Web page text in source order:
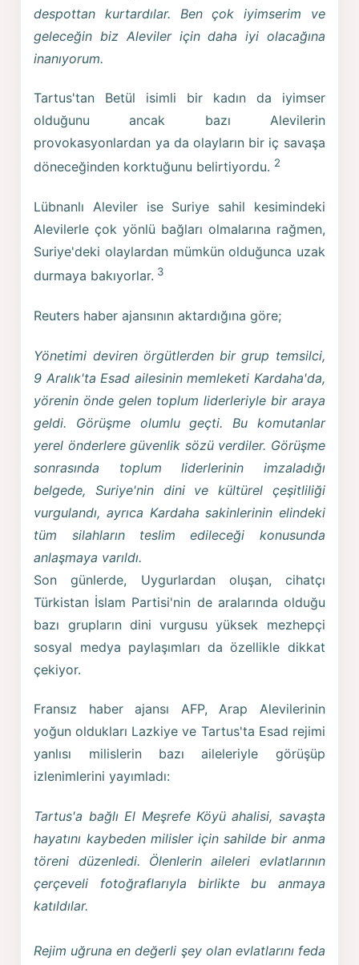
despottan kurtardılar. Ben çok iyimserim ve
geleceğin biz Aleviler için daha iyi olacağına
inanıyorum.
Tartus'tan Betül isimli bir kadın da iyimser
olduğunu ancak bazı Alevilerin
provokasyonlardan ya da olayların bir iç savaşa
döneceğinden korktuğunu belirtiyordu. 2
Lübnanlı Aleviler ise Suriye sahil kesimindeki
Alevilerle çok yönlü bağları olmalarına rağmen,
Suriye'deki olaylardan mümkün olduğunca uzak
durmaya bakıyorlar. 3
Reuters haber ajansının aktardığına göre;
Yönetimi deviren örgütlerden bir grup temsilci,
9 Aralık'ta Esad ailesinin memleketi Kardaha'da,
yörenin önde gelen toplum liderleriyle bir araya
geldi. Görüşme olumlu geçti. Bu komutanlar
yerel önderlere güvenlik sözü verdiler. Görüşme
sonrasında toplum liderlerinin imzaladığı
belgede, Suriye'nin dini ve kültürel çeşitliliği
vurgulandı, ayrıca Kardaha sakinlerinin elindeki
tüm silahların teslim edileceği konusunda
anlaşmaya varıldı.
Son günlerde, Uygurlardan oluşan, cihatçı
Türkistan İslam Partisi'nin de aralarında olduğu
bazı grupların dini vurgusu yüksek mezhepçi
sosyal medya paylaşımları da özellikle dikkat
çekiyor.
Fransız haber ajansı AFP, Arap Alevilerinin
yoğun oldukları Lazkiye ve Tartus'ta Esad rejimi
yanlısı milislerin bazı aileleriyle görüşüp
izlenimlerini yayımladı:
Tartus'a bağlı El Meşrefe Köyü ahalisi, savaşta
hayatını kaybeden milisler için sahilde bir anma
töreni düzenledi. Ölenlerin aileleri evlatlarının
çerçeveli fotoğraflarıyla birlikte bu anmaya
katıldılar.
Rejim uğruna en değerli şey olan evlatlarını feda